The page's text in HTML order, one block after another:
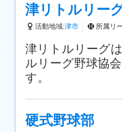
津リトルリー
活動地域:津市 所属リ
津リトルリーグ
ルリーグ野球協
す。
硬式野球部